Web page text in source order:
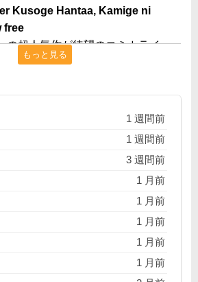
Kusoge Hantaa, Kamige ni
free
の超人気作が待望のコミカライ
よなく愛する男・陽務楽郎。彼が次
イヤー数3000万人の“神ゲー”『シ
ティア』だった。集う仲間(外道)、
“宿敵”との出会いが、彼の、全ての
譚、ここに開幕!!
もっと見る
1 週間前
1 週間前
3 週間前
1 月前
1 月前
1 月前
1 月前
1 月前